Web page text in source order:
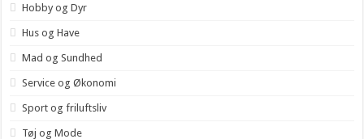
Hobby og Dyr
Hus og Have
Mad og Sundhed
Service og Økonomi
Sport og friluftsliv
Tøj og Mode